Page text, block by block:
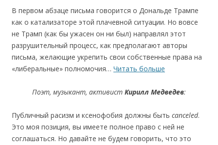
В первом абзаце письма говорится о Дональде Трампе
как о катализаторе этой плачевной ситуации. Но вовсе
не Трамп (как бы ужасен он ни был) направлял этот
разрушительный процесс, как предполагают авторы
письма, желающие укрепить свои собственные права на
«либеральные» полномочия… Читать больше
Поэт, музыкант, активист Кирилл Медведев:
Публичный расизм и ксенофобия должны быть canceled.
Это моя позиция, вы имеете полное право с ней не
соглашаться. Но давайте не будем говорить, что это